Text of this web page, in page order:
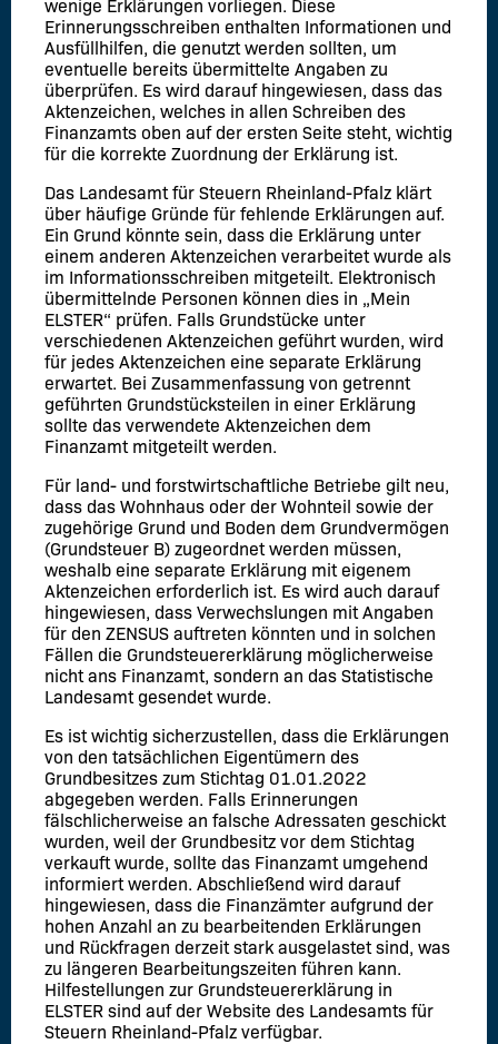
wenige Erklärungen vorliegen. Diese
Erinnerungsschreiben enthalten Informationen und
Ausfüllhilfen, die genutzt werden sollten, um
eventuelle bereits übermittelte Angaben zu
überprüfen. Es wird darauf hingewiesen, dass das
Aktenzeichen, welches in allen Schreiben des
Finanzamts oben auf der ersten Seite steht, wichtig
für die korrekte Zuordnung der Erklärung ist.
Das Landesamt für Steuern Rheinland-Pfalz klärt
über häufige Gründe für fehlende Erklärungen auf.
Ein Grund könnte sein, dass die Erklärung unter
einem anderen Aktenzeichen verarbeitet wurde als
im Informationsschreiben mitgeteilt. Elektronisch
übermittelnde Personen können dies in „Mein
ELSTER“ prüfen. Falls Grundstücke unter
verschiedenen Aktenzeichen geführt wurden, wird
für jedes Aktenzeichen eine separate Erklärung
erwartet. Bei Zusammenfassung von getrennt
geführten Grundstücksteilen in einer Erklärung
sollte das verwendete Aktenzeichen dem
Finanzamt mitgeteilt werden.
Für land- und forstwirtschaftliche Betriebe gilt neu,
dass das Wohnhaus oder der Wohnteil sowie der
zugehörige Grund und Boden dem Grundvermögen
(Grundsteuer B) zugeordnet werden müssen,
weshalb eine separate Erklärung mit eigenem
Aktenzeichen erforderlich ist. Es wird auch darauf
hingewiesen, dass Verwechslungen mit Angaben
für den ZENSUS auftreten könnten und in solchen
Fällen die Grundsteuererklärung möglicherweise
nicht ans Finanzamt, sondern an das Statistische
Landesamt gesendet wurde.
Es ist wichtig sicherzustellen, dass die Erklärungen
von den tatsächlichen Eigentümern des
Grundbesitzes zum Stichtag 01.01.2022
abgegeben werden. Falls Erinnerungen
fälschlicherweise an falsche Adressaten geschickt
wurden, weil der Grundbesitz vor dem Stichtag
verkauft wurde, sollte das Finanzamt umgehend
informiert werden. Abschließend wird darauf
hingewiesen, dass die Finanzämter aufgrund der
hohen Anzahl an zu bearbeitenden Erklärungen
und Rückfragen derzeit stark ausgelastet sind, was
zu längeren Bearbeitungszeiten führen kann.
Hilfestellungen zur Grundsteuererklärung in
ELSTER sind auf der Website des Landesamts für
Steuern Rheinland-Pfalz verfügbar.